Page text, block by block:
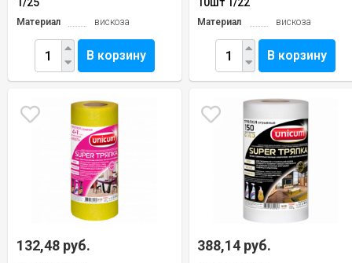
Материал вискоза
В корзину
Материал вискоза
В корзину
132,48 руб. 388,14 руб.